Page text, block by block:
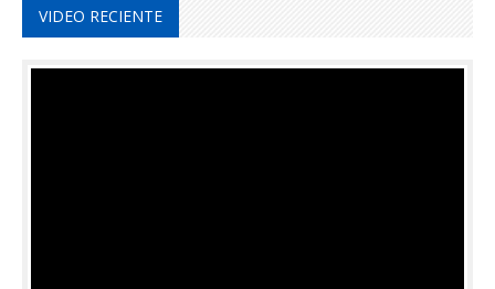
VIDEO RECIENTE